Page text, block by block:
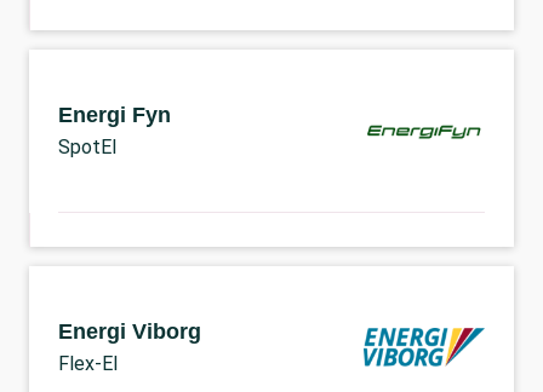
Energi Fyn
SpotEl
Energi Viborg
Flex-El